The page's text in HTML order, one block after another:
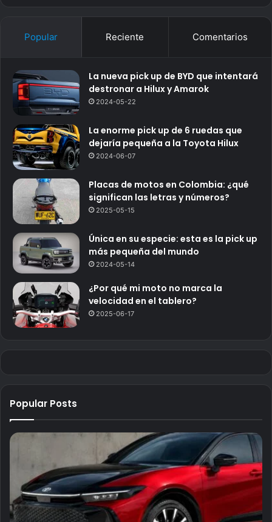
Popular Reciente Comentarios
La nueva pick up de BYD que intentará
destronar a Hilux y Amarok
2024-05-22
La enorme pick up de 6 ruedas que
dejaría pequeña a la Toyota Hilux
2024-06-07
Placas de motos en Colombia: ¿qué
significan las letras y números?
2025-05-15
Única en su especie: esta es la pick up
más pequeña del mundo
2024-05-14
¿Por qué mi moto no marca la
velocidad en el tablero?
2025-06-17
Popular Posts